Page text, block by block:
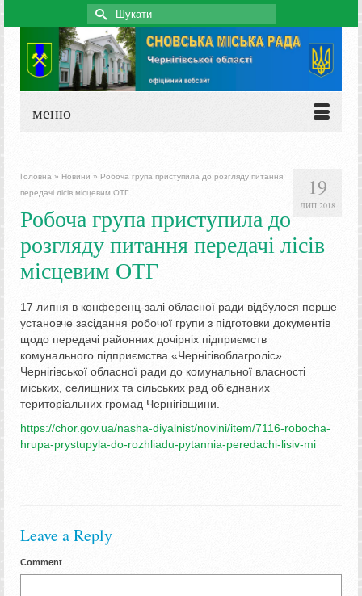
Search
for:
меню
19
ЛИП 2018
Головна » Новини » Робоча група приступила до розгляду питання
передачі лісів місцевим ОТГ
Робоча група приступила до
розгляду питання передачі лісів
місцевим ОТГ
17 липня в конференц-залі обласної ради відбулося перше
установче засідання робочої групи з підготовки документів
щодо передачі районних дочірніх підприємств
комунального підприємства «Чернігівоблагроліс»
Чернігівської обласної ради до комунальної власності
міських, селищних та сільських рад об’єднаних
територіальних громад Чернігівщини.
https://chor.gov.ua/nasha-diyalnist/novini/item/7116-robocha-
hrupa-prystupyla-do-rozhliadu-pytannia-peredachi-lisiv-mi
Leave a Reply
Comment